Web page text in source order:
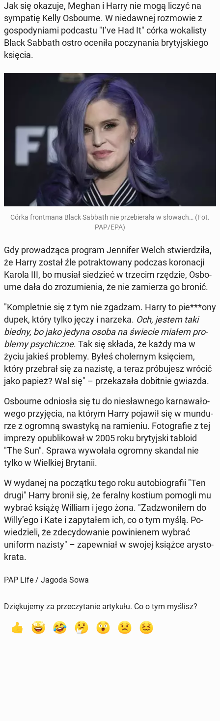
Jak się okazuje, Meghan i Harry nie mogą liczyć na
sym­pa­tię Kelly Osbo­ur­ne. W nie­daw­nej roz­mo­wie z
go­spo­dy­nia­mi pod­ca­stu "I’ve Had It" córka wo­ka­li­sty
Black Sabbath ostro oceniła po­czy­na­nia bry­tyj­skie­go
księcia.
Córka front­ma­na Black Sabbath nie prze­bie­ra­ła w słowach… (Fot.
PAP/EPA)
Gdy pro­wa­dzą­ca program Jen­ni­fer Welch stwier­dzi­ła,
że Harry został źle po­trak­to­wa­ny podczas ko­ro­na­cji
Karola III, bo musiał sie­dzieć w trzecim rzędzie, Osbo­
ur­ne dała do zro­zu­mie­nia, że nie za­mie­rza go bronić.
"Kom­plet­nie się z tym nie zgadzam. Harry to pie***ony
dupek, który tylko jęczy i narzeka. Och, jestem taki
biedny, bo jako jedyna osoba na świecie miałem pro­
ble­my psy­chicz­ne. Tak się składa, że każdy ma w
życiu jakieś pro­ble­my. Byłeś cho­ler­nym księ­ciem,
który prze­brał się za nazistę, a teraz pró­bu­jesz wrócić
jako papież? Wal się" – prze­ka­za­ła do­bit­nie gwiazda.
Osbo­ur­ne od­nio­sła się tu do nie­sław­ne­go kar­na­wa­ło­
we­go przy­ję­cia, na którym Harry pojawił się w mun­du­
rze z ogromną swa­sty­ką na ra­mie­niu. Fo­to­gra­fie z tej
imprezy opu­bli­ko­wał w 2005 roku bry­tyj­ski tabloid
"The Sun". Sprawa wy­wo­ła­ła ogromny skandal nie
tylko w Wiel­kiej Bry­ta­nii.
W wydanej na po­cząt­ku tego roku au­to­bio­gra­fii "Ten
drugi" Harry bronił się, że feralny kostium pomogli mu
wybrać książę William i jego żona. "Za­dzwo­ni­łem do
Willy’ego i Kate i za­py­ta­łem ich, co o tym myślą. Po­
wie­dzie­li, że zde­cy­do­wa­nie po­wi­nie­nem wybrać
uniform nazisty" – za­pew­niał w swojej książce ary­sto­
kra­ta.
PAP Life / Jagoda Sowa
Dziękujemy za przeczytanie artykułu. Co o tym myślisz?